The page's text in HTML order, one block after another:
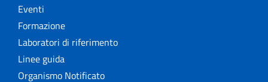
Eventi
Formazione
Laboratori di riferimento
Linee guida
Organismo Notificato